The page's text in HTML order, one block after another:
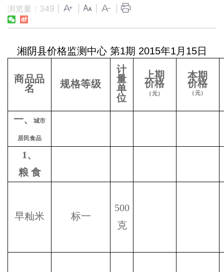
浏览量： 349
湘阴县价格监测中心 第1期 2015年1 月 15日
商品品
名
规格等级
计
量
单
位
上期
价格
（元）
本期
价格
（元）
一、 城市
居民食品
1 、
粮 食
早籼米 标一
500
克